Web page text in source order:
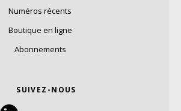
Numéros récents
Boutique en ligne
Abonnements
SUIVEZ-NOUS